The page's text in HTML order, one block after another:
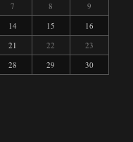
7 8
9
14 15
16
21 22
23
28 29 30